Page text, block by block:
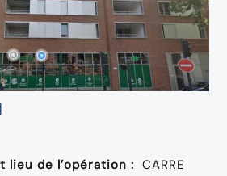
CONTACT
lieu de l’opération :CARRE